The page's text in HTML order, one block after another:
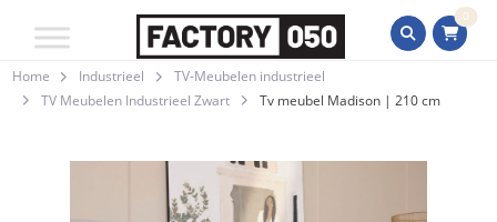
0
Home Industrieel
TV-Meubelen industrieel
TV Meubelen Industrieel Zwart
Tv meubel Madison | 210 cm